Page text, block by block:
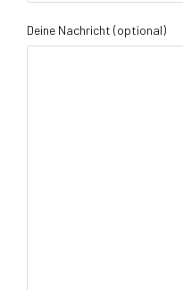
Deine Nachricht (optional)